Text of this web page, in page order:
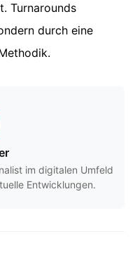
Turnarounds
durch eine
im digitalen Umfeld
Entwicklungen.